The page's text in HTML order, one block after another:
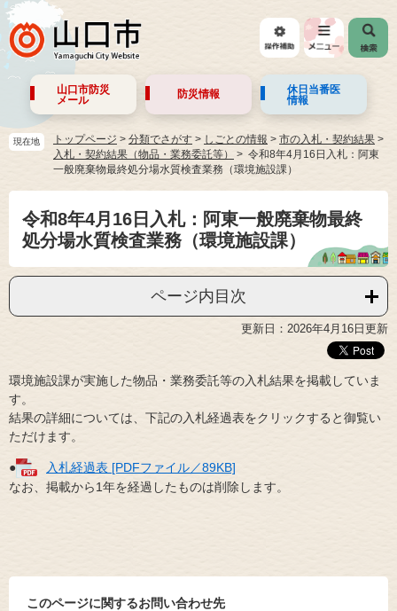
山口市防災
メール
防災情報
休日当番医
情報
現在地 トップページ > 分類でさがす > しごとの情報 > 市の入札・契約結果 >
入札・契約結果（物品・業務委託等）
令和8年4月16日入札：阿東
一般廃棄物最終処分場水質検査業務（環境施設課）
令和8年4月16日入札：阿東一般廃棄物最終
処分場水質検査業務（環境施設課）
ページ内目次
更新日：2026年4月16日更新
環境施設課が実施した物品・業務委託等の入札結果を掲載していま
す。
結果の詳細については、下記の入札経過表をクリックすると御覧い
ただけます。
●
入札経過表 [PDFファイル／89KB]
なお、掲載から1年を経過したものは削除します。
このページに関するお問い合わせ先